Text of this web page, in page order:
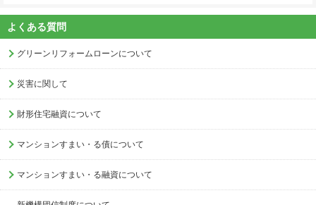
よくある質問
グリーンリフォームローンについて
災害に関して
財形住宅融資について
マンションすまい・る債について
マンションすまい・る融資について